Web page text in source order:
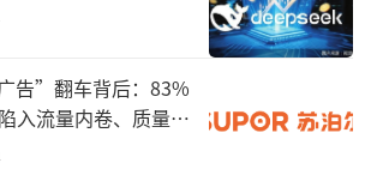
用Numab独特的λ-Cap™和MA
发现和设计的，利用该技术平台
在建立一个高度差异化的多特异
发项目的管线，主要围绕炎症
告”翻车背后：83%
入流量内卷、质量频